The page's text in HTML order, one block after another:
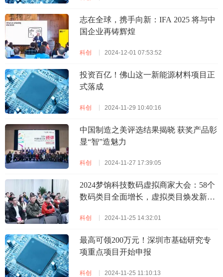
志在全球，携手向新：IFA 2025 将与中
国企业再铸辉煌
科创 2024-12-01 07:53:52
投资百亿！佛山这一新能源材料项目正
式落成
科创 2024-11-29 10:40:16
中国制造之美评选结果揭晓 获奖产品彰
显“智”造魅力
科创 2024-11-27 17:39:05
2024梦饷科技数码虚拟商家大会：58个
数码类目全面增长，虚拟类目焕发新活
科创 2024-11-25 14:32:01
最高可领200万元！深圳市基础研究专
项重点项目开始申报
科创 2024-11-25 11:10:13